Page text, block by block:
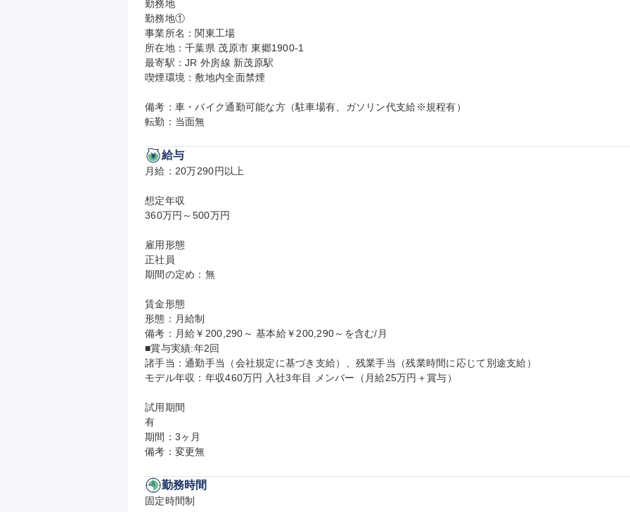
勤務地
勤務地①
事業所名：関東工場
所在地：千葉県 茂原市 東郷1900-1
最寄駅：JR 外房線 新茂原駅
喫煙環境：敷地内全面禁煙
備考：車・バイク通勤可能な方（駐車場有、ガソリン代支給※規程有）
転勤：当面無
給与
月給：20万290円以上
想定年収
360万円～500万円
雇用形態
正社員
期間の定め：無
賃金形態
形態：月給制
備考：月給￥200,290～ 基本給￥200,290～を含む/月
■賞与実績:年2回
諸手当：通勤手当（会社規定に基づき支給）、残業手当（残業時間に応じて別途支給）
モデル年収：年収460万円 入社3年目 メンバー（月給25万円＋賞与）
試用期間
有
期間：3ヶ月
備考：変更無
勤務時間
固定時間制